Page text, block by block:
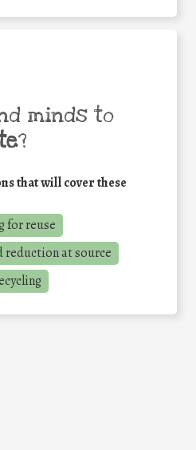
minds to
?
that will cover these
for reuse
reduction at source